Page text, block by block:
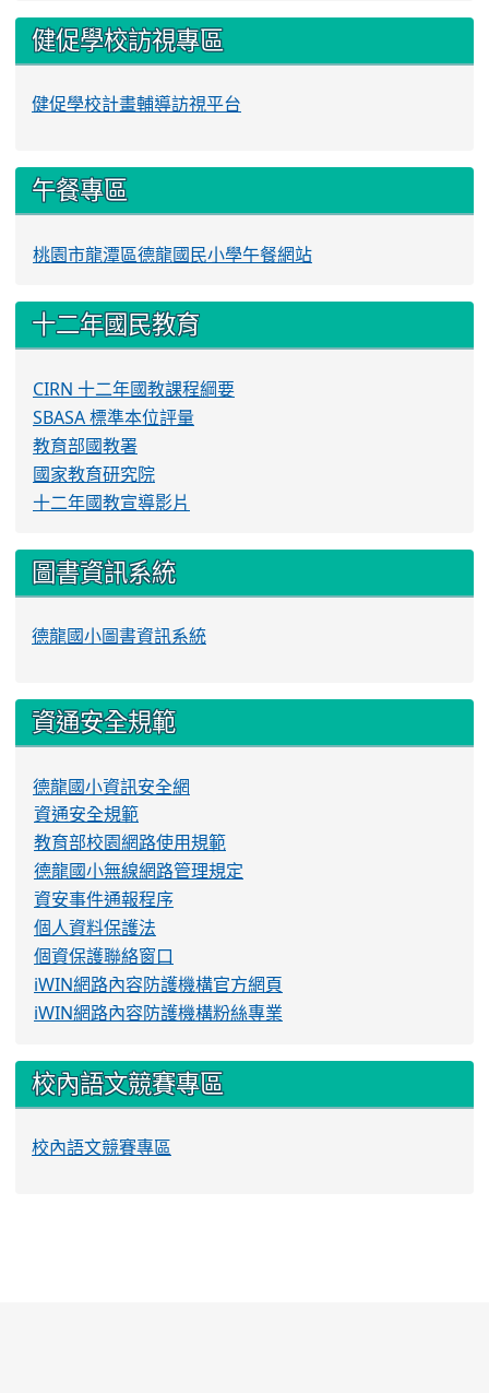
健促學校訪視專區
健促學校計畫輔導訪視平台
午餐專區
桃園市龍潭區德龍國民小學午餐網站
十二年國民教育
CIRN 十二年國教課程綱要
SBASA 標準本位評量
教育部國教署
國家教育研究院
十二年國教宣導影片
圖書資訊系統
德龍國小圖書資訊系統
資通安全規範
德龍國小資訊安全網
資通安全規範
教育部校園網路使用規範
德龍國小無線網路管理規定
資安事件通報程序
個人資料保護法
個資保護聯絡窗口
iWIN網路內容防護機構官方網頁
iWIN網路內容防護機構粉絲專業
校內語文競賽專區
校內語文競賽專區